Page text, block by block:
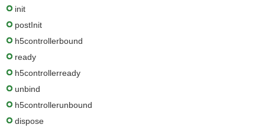
init
postInit
h5controllerbound
ready
h5controllerready
unbind
h5controllerunbound
dispose